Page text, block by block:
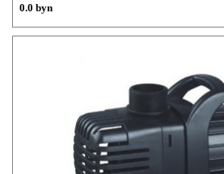
Номинальное напряжение: 230 В / 50 Гц
Площадь всасывающего фильтра (см²): 75
Размеры (Д х Ш х В) мм: 125 х 80 х 75
0.0 byn